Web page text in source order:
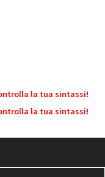
la tua sintassi!
la tua sintassi!